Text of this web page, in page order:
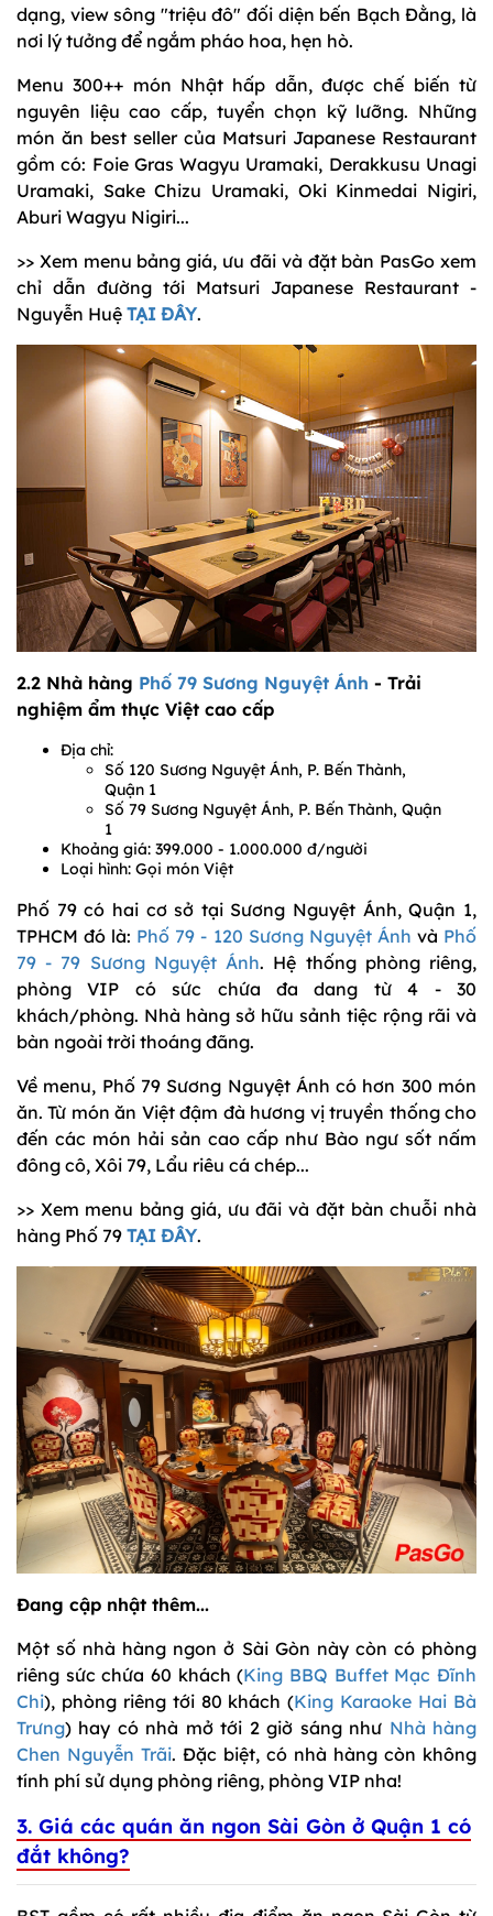
dạng, view sông "triệu đô" đối diện bến Bạch Đằng, là
nơi lý tưởng để ngắm pháo hoa, hẹn hò.
Menu 300++ món Nhật hấp dẫn, được chế biến từ
nguyên liệu cao cấp, tuyển chọn kỹ lưỡng. Những
món ăn best seller của Matsuri Japanese Restaurant
gồm có: Foie Gras Wagyu Uramaki, Derakkusu Unagi
Uramaki, Sake Chizu Uramaki, Oki Kinmedai Nigiri,
Aburi Wagyu Nigiri...
>> Xem menu bảng giá, ưu đãi và đặt bàn PasGo xem
chỉ dẫn đường tới Matsuri Japanese Restaurant -
Nguyễn Huệ TẠI ĐÂY.
2.2 Nhà hàng Phố 79 Sương Nguyệt Ánh - Trải
nghiệm ẩm thực Việt cao cấp
Địa chỉ:
Số 120 Sương Nguyệt Ánh, P. Bến Thành,
Quận 1
Số 79 Sương Nguyệt Ánh, P. Bến Thành, Quận
1
Khoảng giá: 399.000 - 1.000.000 đ/người
Loại hình: Gọi món Việt
Phố 79 có hai cơ sở tại Sương Nguyệt Ánh, Quận 1,
TPHCM đó là: Phố 79 - 120 Sương Nguyệt Ánh và Phố
79 - 79 Sương Nguyệt Ánh. Hệ thống phòng riêng,
phòng VIP có sức chứa đa dang từ 4 - 30
khách/phòng. Nhà hàng sở hữu sảnh tiệc rộng rãi và
bàn ngoài trời thoáng đãng.
Về menu, Phố 79 Sương Nguyệt Ánh có hơn 300 món
ăn. Từ món ăn Việt đậm đà hương vị truyền thống cho
đến các món hải sản cao cấp như Bào ngư sốt nấm
đông cô, Xôi 79, Lẩu riêu cá chép...
>> Xem menu bảng giá, ưu đãi và đặt bàn chuỗi nhà
hàng Phố 79 TẠI ĐÂY.
Đang cập nhật thêm...
Một số nhà hàng ngon ở Sài Gòn này còn có phòng
riêng sức chứa 60 khách (King BBQ Buffet Mạc Đĩnh
Chi), phòng riêng tới 80 khách (King Karaoke Hai Bà
Trưng) hay có nhà mở tới 2 giờ sáng như Nhà hàng
Chen Nguyễn Trãi. Đặc biệt, có nhà hàng còn không
tính phí sử dụng phòng riêng, phòng VIP nha!
3. Giá các quán ăn ngon Sài Gòn ở Quận 1 có
đắt không?